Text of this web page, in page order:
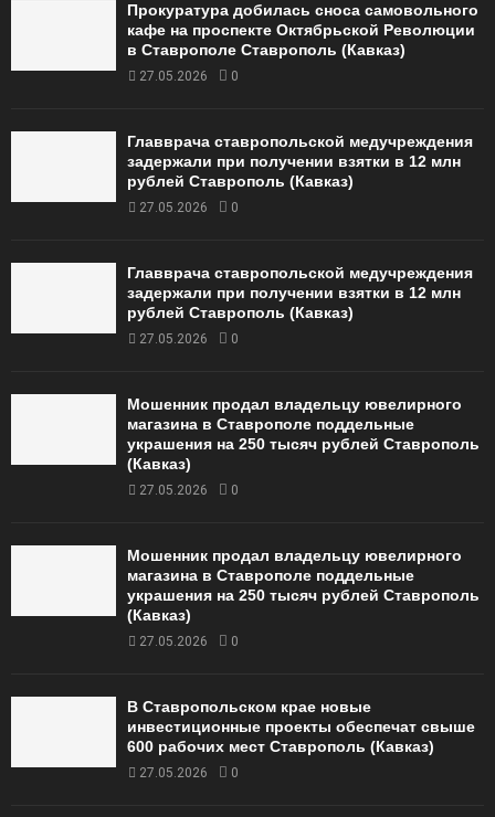
Прокуратура добилась сноса самовольного
кафе на проспекте Октябрьской Революции
в Ставрополе Ставрополь (Кавказ)
27.05.2026 0
Главврача ставропольской медучреждения
задержали при получении взятки в 12 млн
рублей Ставрополь (Кавказ)
27.05.2026 0
Главврача ставропольской медучреждения
задержали при получении взятки в 12 млн
рублей Ставрополь (Кавказ)
27.05.2026 0
Мошенник продал владельцу ювелирного
магазина в Ставрополе поддельные
украшения на 250 тысяч рублей Ставрополь
(Кавказ)
27.05.2026 0
Мошенник продал владельцу ювелирного
магазина в Ставрополе поддельные
украшения на 250 тысяч рублей Ставрополь
(Кавказ)
27.05.2026 0
В Ставропольском крае новые
инвестиционные проекты обеспечат свыше
600 рабочих мест Ставрополь (Кавказ)
27.05.2026 0